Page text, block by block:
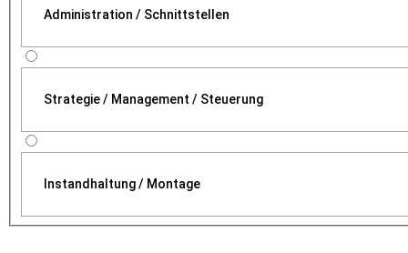
Administration / Schnittstellen
Strategie / Management / Steuerung
Instandhaltung / Montage